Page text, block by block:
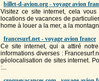
billet-d-avion.org - voyage avion
Visitez ce site internet, cela
locations de vacances de
home à louer a la mer, a la
francesurf.net - voyage avion france
Ce site internet, qui a attiré
informations diverses : France
géolocalisation de sites internet.
:...